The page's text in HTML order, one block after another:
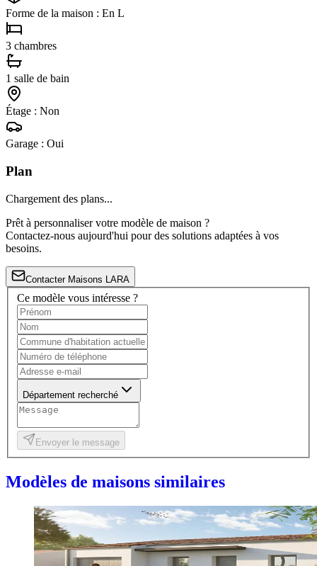
Forme de la maison : En L
3 chambres
1 salle de bain
Étage : Non
Garage : Oui
Plan
Chargement des plans...
Prêt à personnaliser votre modèle de maison ?
Contactez-nous aujourd'hui pour des solutions adaptées à vos
besoins.
Contacter Maisons LARA
Ce modèle vous intéresse ?
Département recherché
Envoyer le message
Modèles de maisons similaires